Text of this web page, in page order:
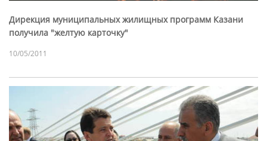
Дирекция муниципальных жилищных программ Казани
получила "желтую карточку"
10/05/2011